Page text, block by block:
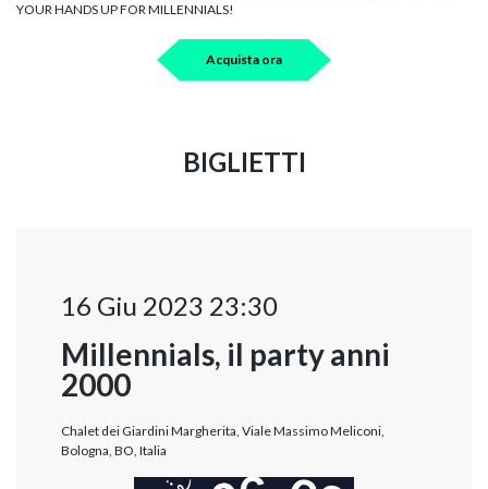
YOUR HANDS UP FOR MILLENNIALS!
Acquista ora
BIGLIETTI
16 Giu 2023 23:30
Millennials, il party anni
2000
Chalet dei Giardini Margherita, Viale Massimo Meliconi,
Bologna, BO, Italia